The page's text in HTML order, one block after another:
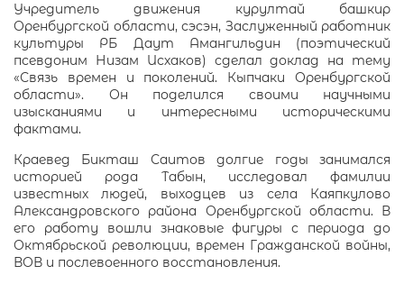
Учредитель движения курултай башкир
Оренбургской области, сэсэн, Заслуженный работник
культуры РБ Даут Амангильдин (поэтический
псевдоним Низам Исхаков) сделал доклад на тему
«Связь времен и поколений. Кыпчаки Оренбургской
области». Он поделился своими научными
изысканиями и интересными историческими
фактами.
Краевед Бикташ Саитов долгие годы занимался
историей рода Табын, исследовал фамилии
известных людей, выходцев из села Каяпкулово
Александровского района Оренбургской области. В
его работу вошли знаковые фигуры с периода до
Октябрьской революции, времен Гражданской войны,
ВОВ и послевоенного восстановления.